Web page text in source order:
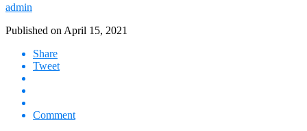
admin
Published on April 15, 2021
Share
Tweet
Comment